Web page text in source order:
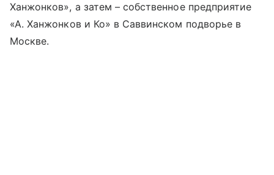
Ханжонков», а затем – собственное предприятие
«А. Ханжонков и Ко» в Саввинском подворье в
Москве.